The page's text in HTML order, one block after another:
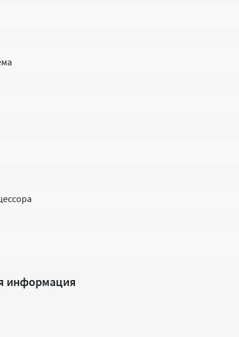
информация